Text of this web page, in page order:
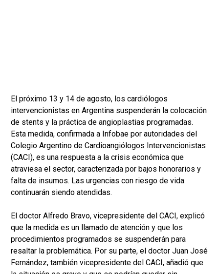
El próximo 13 y 14 de agosto, los cardiólogos
intervencionistas en Argentina suspenderán la colocación
de stents y la práctica de angioplastias programadas.
Esta medida, confirmada a Infobae por autoridades del
Colegio Argentino de Cardioangiólogos Intervencionistas
(CACI), es una respuesta a la crisis económica que
atraviesa el sector, caracterizada por bajos honorarios y
falta de insumos. Las urgencias con riesgo de vida
continuarán siendo atendidas.
El doctor Alfredo Bravo, vicepresidente del CACI, explicó
que la medida es un llamado de atención y que los
procedimientos programados se suspenderán para
resaltar la problemática. Por su parte, el doctor Juan José
Fernández, también vicepresidente del CACI, añadió que